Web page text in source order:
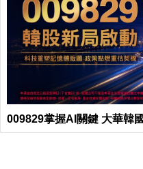
009829掌握AI關鍵 大華韓